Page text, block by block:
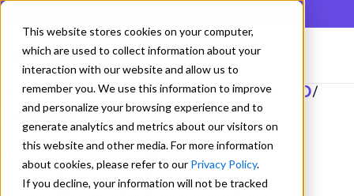
This website stores cookies on your computer,
which are used to collect information about your
interaction with our website and allow us to
remember you. We use this information to improve
and personalize your browsing experience and to
generate analytics and metrics about our visitors on
this website and other media. For more information
about cookies, please refer to our Privacy Policy.
If you decline, your information will not be tracked
Mejorando los Sistemas de Gestion ISO/
Teletrabajo
Teletrabajo
trabajo remoto